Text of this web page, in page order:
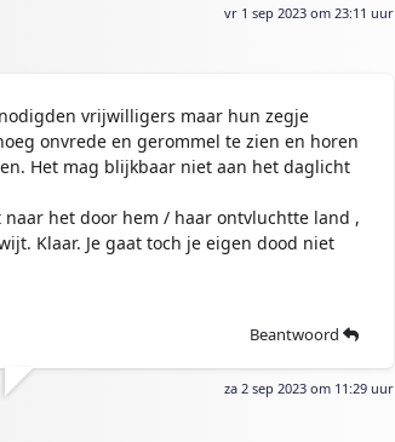
vr 1 sep 2023 om 23:11 uur
vrijwilligers maar hun zegje
onvrede en gerommel te zien en horen
Het mag blijkbaar niet aan het daglicht
naar het door hem / haar ontvluchtte land ,
Klaar. Je gaat toch je eigen dood niet
Beantwoord
za 2 sep 2023 om 11:29 uur